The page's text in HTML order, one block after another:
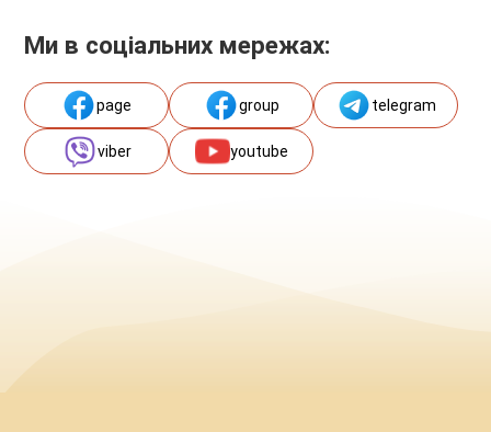
Ми в соціальних мережах:
page group telegram
viber youtube